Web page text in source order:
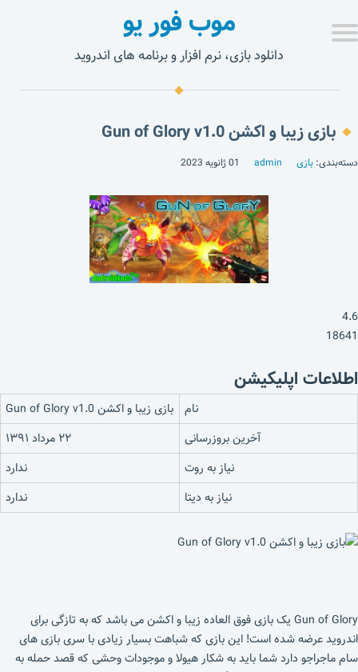
موب فور یو
دانلود بازی، نرم افزار و برنامه های اندروید
بازی زیبا و اکشن Gun of Glory v1.0
دسته‌بندی: بازی admin 01 ژانویه 2023
4.6
18641
اطلاعات اپلیکیشن
نام بازی زیبا و اکشن Gun of Glory v1.0
آخرین بروزرسانی
۲۲ مرداد ۱۳۹۱
نیاز به روت
ندارد
نیاز به دیتا
ندارد
Gun of Glory یک بازی فوق العاده زیبا و اکشن می باشد که به تازگی برای
اندروید عرضه شده است! این بازی که شباهت بسیار زیادی با سری بازی های
سام ماجراجو دارد شما باید به شکار هیولا و موجودات وحشی که قصد حمله به